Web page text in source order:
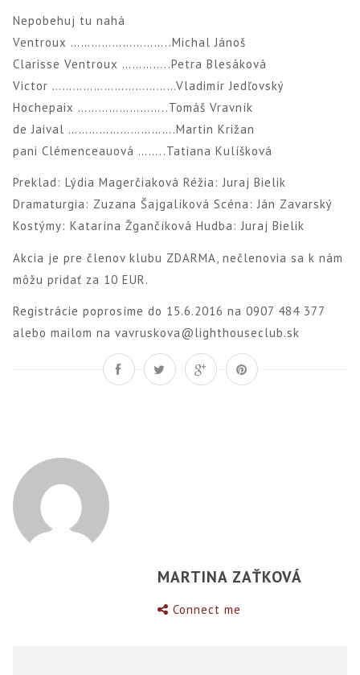
Nepobehuj tu nahá
Ventroux ………………………..Michal Jánoš
Clarisse Ventroux …………..Petra Blesáková
Victor ………………………………Vladimír Jedľovský
Hochepaix ……………………..Tomáš Vravník
de Jaival ………………………….Martin Križan
pani Clémenceauová ……..Tatiana Kulíšková
Preklad: Lýdia Magerčiaková Réžia: Juraj Bielik
Dramaturgia: Zuzana Šajgalíková Scéna: Ján Zavarský
Kostýmy: Katarína Žgančíková Hudba: Juraj Bielik
Akcia je pre členov klubu ZDARMA, nečlenovia sa k nám
môžu pridať za 10 EUR.
Registrácie poprosíme do 15.6.2016 na 0907 484 377
alebo mailom na vavruskova@lighthouseclub.sk
MARTINA ZAŤKOVÁ
Connect me